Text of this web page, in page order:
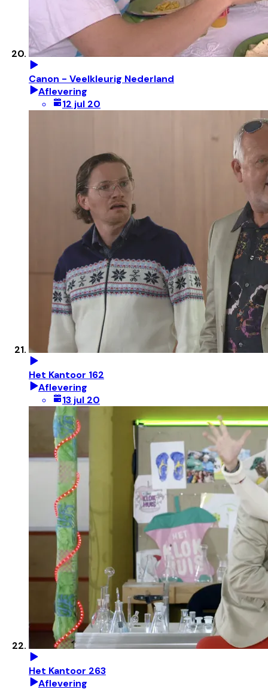
Canon - Veelkleurig Nederland
Aflevering
12 jul 20
Het Kantoor 162
Aflevering
13 jul 20
Het Kantoor 263
Aflevering